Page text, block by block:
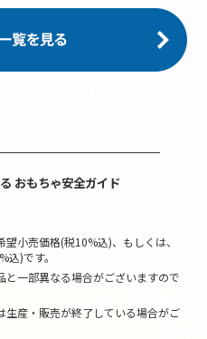
おもちゃ安全ガイド
小売価格(税10%込)、もしくは、
)です。
一部異なる場合がございますので
産・販売が終了している場合がご